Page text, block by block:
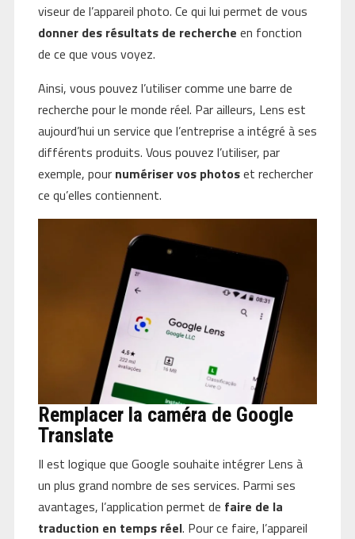
viseur de l’appareil photo. Ce qui lui permet de vous
donner des résultats de recherche en fonction
de ce que vous voyez.
Ainsi, vous pouvez l’utiliser comme une barre de
recherche pour le monde réel. Par ailleurs, Lens est
aujourd’hui un service que l’entreprise a intégré à ses
différents produits. Vous pouvez l’utiliser, par
exemple, pour numériser vos photoset rechercher
ce qu’elles contiennent.
Remplacer la caméra de Google
Translate
Il est logique que Google souhaite intégrer Lens à
un plus grand nombre de ses services. Parmi ses
avantages, l’application permet de faire de la
traduction en temps réel. Pour ce faire, l’appareil